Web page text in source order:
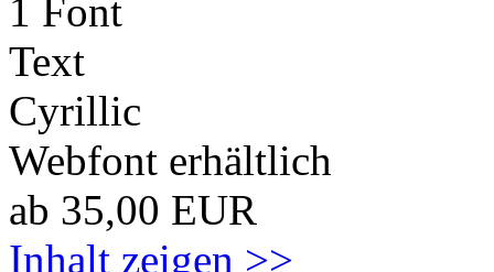
1 Font
Text
Cyrillic
Webfont erhältlich
ab 35,00 EUR
Inhalt zeigen >>